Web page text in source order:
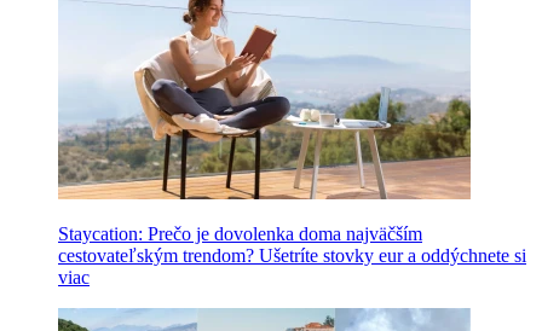
Staycation: Prečo je dovolenka doma najväčším
cestovateľským trendom? Ušetríte stovky eur a oddýchnete si
viac